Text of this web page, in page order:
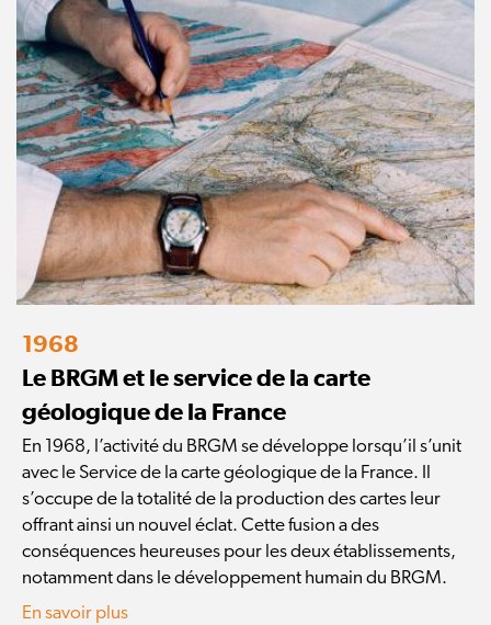
1968
Le BRGM et le service de la carte
géologique de la France
En 1968, l’activité du BRGM se développe lorsqu’il s’unit
avec le Service de la carte géologique de la France. Il
s’occupe de la totalité de la production des cartes leur
offrant ainsi un nouvel éclat. Cette fusion a des
conséquences heureuses pour les deux établissements,
notamment dans le développement humain du BRGM.
En savoir plus